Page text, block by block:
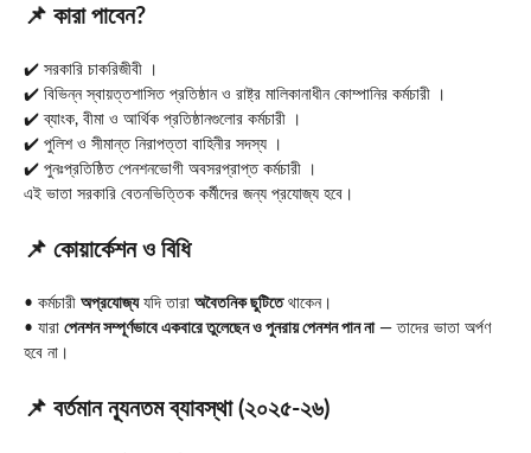
📌 কারা পাবেন?
✔️ সরকারি চাকরিজীবী ।
✔️ বিভিন্ন স্বায়ত্তশাসিত প্রতিষ্ঠান ও রাষ্ট্র মালিকানাধীন কোম্পানির কর্মচারী ।
✔️ ব্যাংক, বীমা ও আর্থিক প্রতিষ্ঠানগুলোর কর্মচারী ।
✔️ পুলিশ ও সীমান্ত নিরাপত্তা বাহিনীর সদস্য ।
✔️ পুনঃপ্রতিষ্ঠিত পেনশনভোগী অবসরপ্রাপ্ত কর্মচারী ।
এই ভাতা সরকারি বেতনভিত্তিক কর্মীদের জন্য প্রযোজ্য হবে।
📌 কোয়ার্কেশন ও বিধি
• কর্মচারী অপ্রযোজ্যযদি তারা অবৈতনিক ছুটিতেথাকেন।
• যারা পেনশন সম্পূর্ণভাবে একবারে তুলেছেন ও পুনরায় পেনশন পান না— তাদের ভাতা অর্পণ
হবে না।
📌 বর্তমান ন্যূনতম ব্যাবস্থা (২০২৫-২৬)